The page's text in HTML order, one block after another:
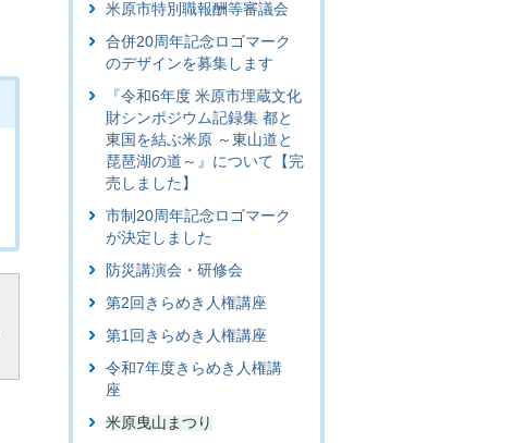
米原市特別職報酬等審議会
合併20周年記念ロゴマーク
のデザインを募集します
『令和6年度 米原市埋蔵文化
財シンポジウム記録集 都と
東国を結ぶ米原 ～東山道と
琵琶湖の道～』について【完
売しました】
市制20周年記念ロゴマーク
が決定しました
防災講演会・研修会
第2回きらめき人権講座
第1回きらめき人権講座
令和7年度きらめき人権講
座
米原曳山まつり